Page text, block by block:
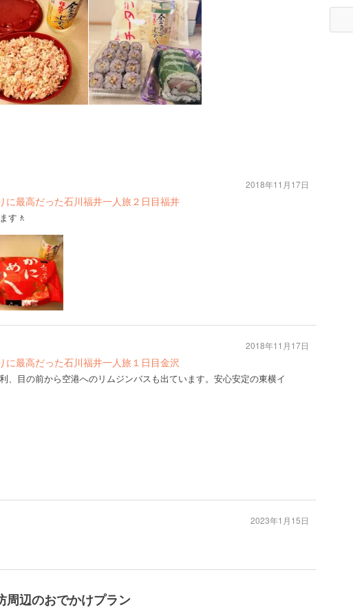
に最高だった石川福井一人旅２日目福井
す🚶
2018年11月17日
に最高だった石川福井一人旅１日目金沢
、目の前から空港へのリムジンバスも出ています。安心安定の東横イ
2018年11月17日
2023年1月15日
周辺のおでかけプラン